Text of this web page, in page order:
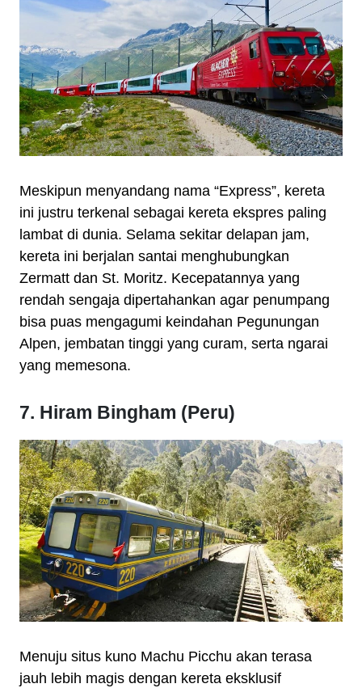
Meskipun menyandang nama “Express”, kereta
ini justru terkenal sebagai kereta ekspres paling
lambat di dunia. Selama sekitar delapan jam,
kereta ini berjalan santai menghubungkan
Zermatt dan St. Moritz. Kecepatannya yang
rendah sengaja dipertahankan agar penumpang
bisa puas mengagumi keindahan Pegunungan
Alpen, jembatan tinggi yang curam, serta ngarai
yang memesona.
7. Hiram Bingham (Peru)
Menuju situs kuno Machu Picchu akan terasa
jauh lebih magis dengan kereta eksklusif